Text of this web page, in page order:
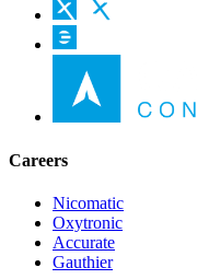
Careers
Nicomatic
Oxytronic
Accurate
Gauthier